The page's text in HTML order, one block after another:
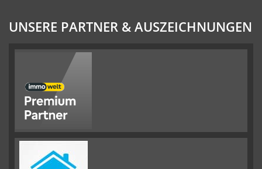
UNSERE PARTNER & AUSZEICHNUNGEN